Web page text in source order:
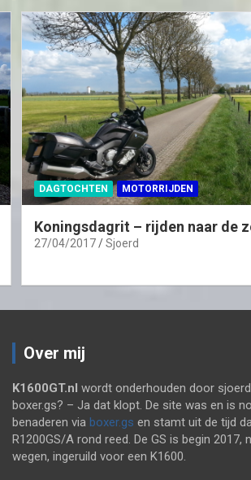
DAGTOCHTEN MOTORRIJDEN
Koningsdagrit – rijden naar de
27/04/2017 Sjoerd
Over mij
K1600GT.nl wordt onderhouden door sjoerd
boxer.gs? – Ja dat klopt. De site was en is
benaderen via boxer.gs en stamt uit de tijd
R1200GS/A rond reed. De GS is begin 2017,
wegen, ingeruild voor een K1600.